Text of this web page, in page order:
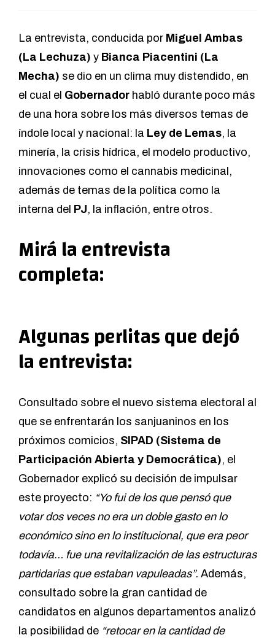
La entrevista, conducida por Miguel Ambas
( La Lechuza) y Bianca Piacentini ( La
Mecha) se dio en un clima muy distendido, en
el cual el Gobernador habló durante poco más
de una hora sobre los más diversos temas de
índole local y nacional: la Ley de Lemas, la
minería, la crisis hídrica, el modelo productivo,
innovaciones como el cannabis medicinal,
además de temas de la política como la
interna del PJ, la inflación, entre otros.
Mirá la entrevista
completa:
Algunas perlitas que dejó
la entrevista:
Consultado sobre el nuevo sistema electoral al
que se enfrentarán los sanjuaninos en los
próximos comicios, SIPAD (Sistema de
Participación Abierta y Democrática), el
Gobernador explicó su decisión de impulsar
este proyecto: “Yo fui de los que pensó que
votar dos veces no era un doble gasto en lo
económico sino en lo institucional, que era peor
todavía… fue una revitalización de las estructuras
partidarias que estaban vapuleadas”. Además,
consultado sobre la gran cantidad de
candidatos en algunos departamentos analizó
la posibilidad de “retocar en la cantidad de